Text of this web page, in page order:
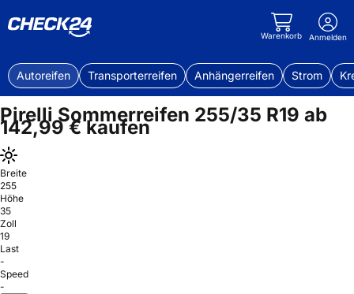
Warenkorb Anmelden
Autoreifen Transporterreifen Anhängerreifen Strom
Pirelli Sommerreifen 255/35 R19 ab
142,99 € kaufen
Breite
255
Höhe
35
Zoll
19
Last
-
Speed
-